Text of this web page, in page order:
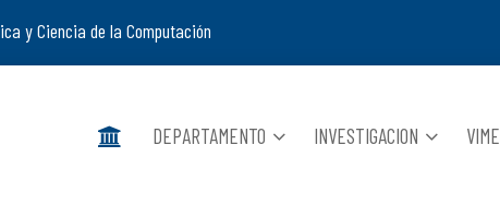
y Ciencia de la Computación
DEPARTAMENTO INVESTIGACION VIME